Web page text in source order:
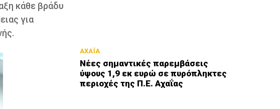
κάθε βράδυ
για
ΑΧΑΪΑ
Νέες σημαντικές παρεμβάσεις
ύψους 1,9 εκ ευρώ σε πυρόπληκτες
περιοχές της Π.Ε. Αχαΐας